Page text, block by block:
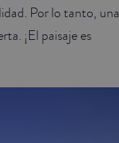
Por lo tanto, una
¡El paisaje es